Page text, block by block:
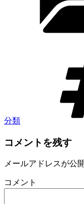
分類
コメントを残す
メールアドレスが公
コメント